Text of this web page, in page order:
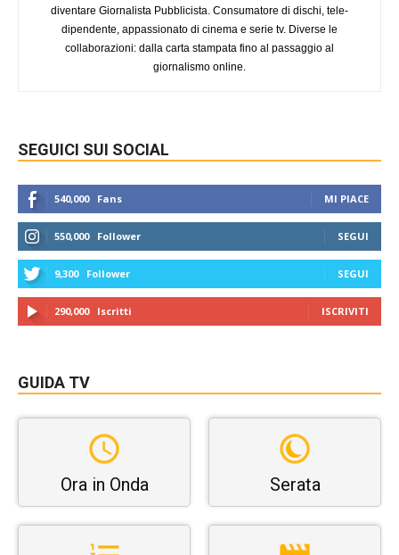
diventare Giornalista Pubblicista. Consumatore di dischi, tele-
dipendente, appassionato di cinema e serie tv. Diverse le
collaborazioni: dalla carta stampata fino al passaggio al
giornalismo online.
SEGUICI SUI SOCIAL
540,000 Fans MI PIACE
550,000 Follower SEGUI
9,300 Follower SEGUI
290,000 Iscritti ISCRIVITI
GUIDA TV
Ora in Onda Serata